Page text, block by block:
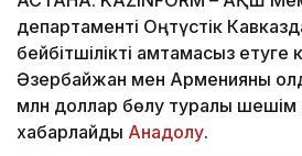
департаменті Оңтүстік
бейбітшілікті қамтамасыз
Әзербайжан мен Арменияны
млн доллар бөлу туралы шешім
хабарлайды Анадолу.